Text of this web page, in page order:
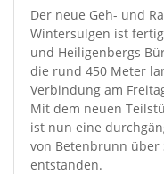
Der neue Geh- und
Wintersulgen ist
und Heiligenbergs
die rund 450 Meter
Verbindung am
Mit dem neuen
ist nun eine
von Betenbrunn
entstanden.